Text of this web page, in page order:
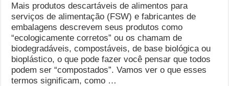
Mais produtos descartáveis ​​de alimentos para
serviços de alimentação (FSW) e fabricantes de
embalagens descrevem seus produtos como
“ecologicamente corretos” ou os chamam de
biodegradáveis, compostáveis, de base biológica ou
bioplástico, o que pode fazer você pensar que todos
podem ser “compostados”. Vamos ver o que esses
termos significam, como …